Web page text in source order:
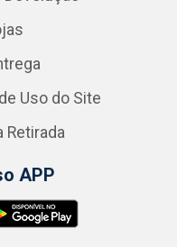
Uso do Site
Retirada
APP